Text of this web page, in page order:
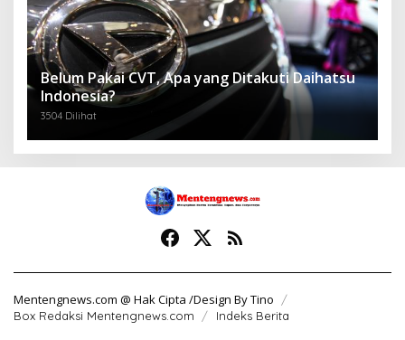
Belum Pakai CVT, Apa yang Ditakuti Daihatsu
Indonesia?
3504 Dilihat
Mentengnews.com @ Hak Cipta /Design By Tino
Box Redaksi Mentengnews.com Indeks Berita